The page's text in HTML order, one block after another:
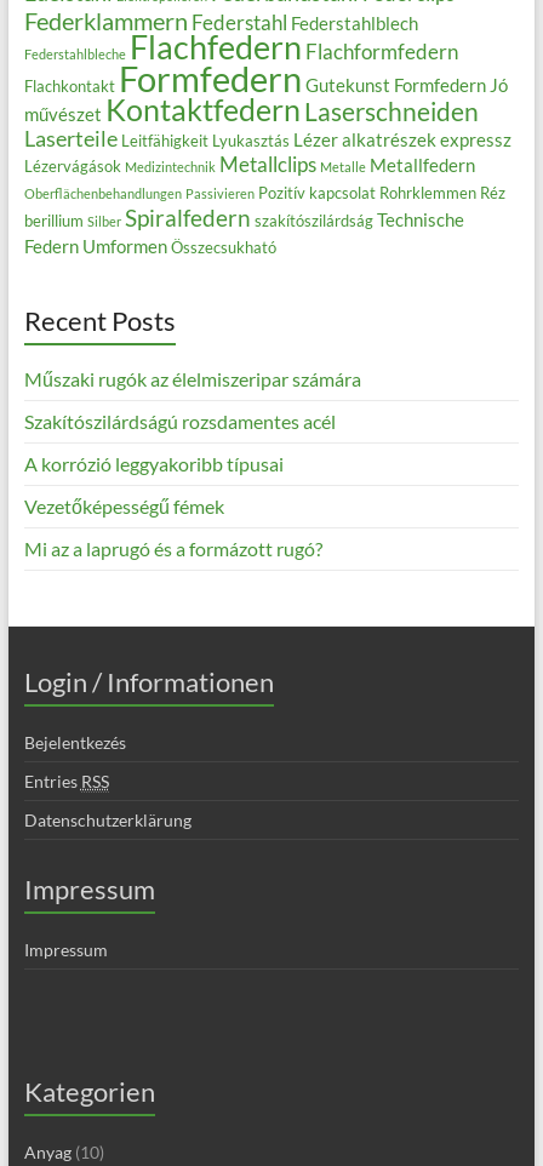
Federklammern Federstahl Federstahlblech
Federstahlbleche Flachfedern Flachformfedern
Flachkontakt Formfedern Gutekunst Formfedern Jó
művészet KontaktfedernLaserschneiden
Laserteile Leitfähigkeit Lyukasztás Lézer alkatrészek expressz
Lézervágások Medizintechnik Metallclips Metalle Metallfedern
Oberflächenbehandlungen Passivieren Pozitív kapcsolat Rohrklemmen Réz
berillium Silber Spiralfedern szakítószilárdság Technische
Federn Umformen Összecsukható
Recent Posts
Műszaki rugók az élelmiszeripar számára
Szakítószilárdságú rozsdamentes acél
A korrózió leggyakoribb típusai
Vezetőképességű fémek
Mi az a laprugó és a formázott rugó?
Login / Informationen
Bejelentkezés
Entries RSS
Datenschutzerklärung
Impressum
Impressum
Kategorien
Anyag(10)